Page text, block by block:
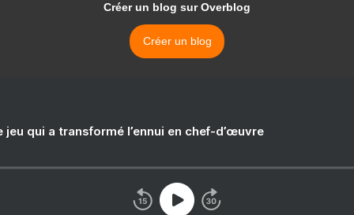
Créer un blog sur Overblog
Créer un blog
jeu qui a transformé l’ennui en chef-d’œuvre